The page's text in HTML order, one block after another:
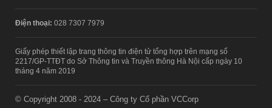
Điện thoại: 028 7307 7979
Giấy phép thiết lập trang thông tin điện tử tổng hợp trên mạng số
2217/GP-TTĐT do Sở Thông tin và Truyền thông Hà Nội cấp ngày 10
tháng 4 năm 2019
© Copyright 2008 - 2024 – Công ty Cổ phần VCCorp